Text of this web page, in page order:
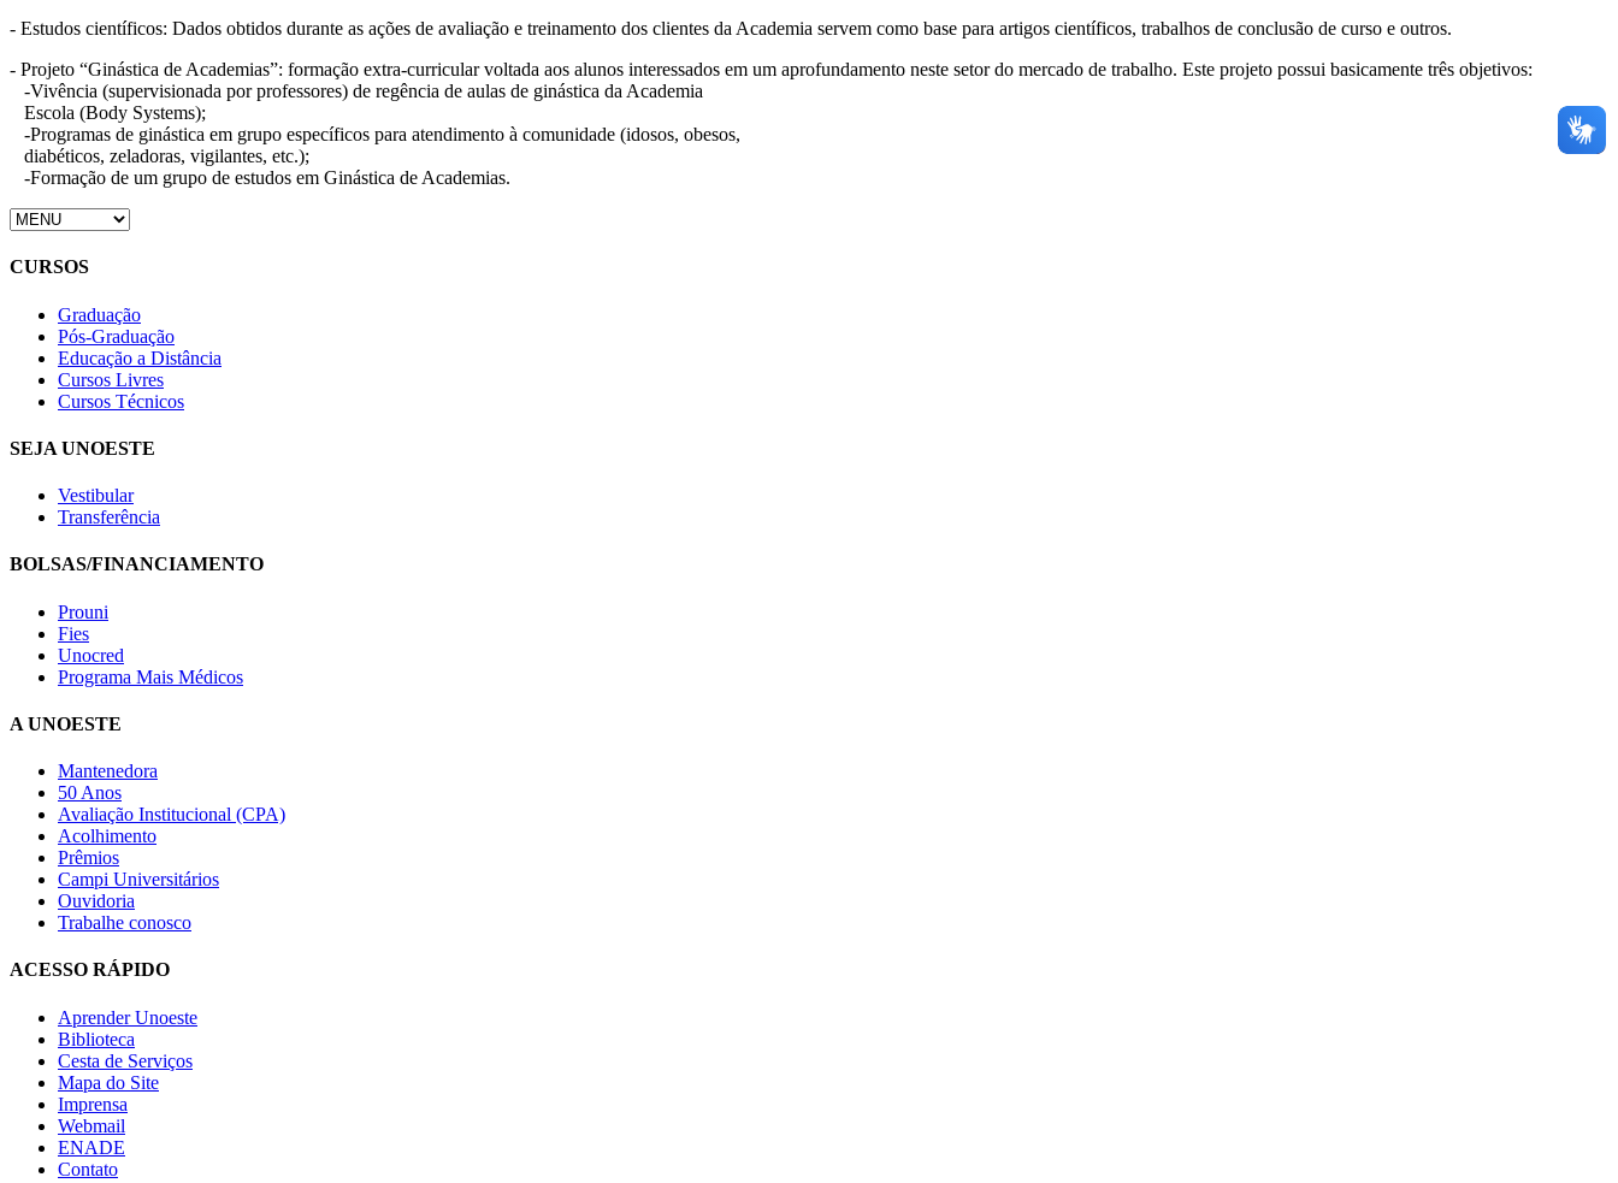
- Estudos científicos: Dados obtidos durante as ações de avaliação e treinamento dos clientes da Academia servem como base para artigos científicos, trabalhos de conclusão de curso e outros.
- Projeto “Ginástica de Academias”: formação extra-curricular voltada aos alunos interessados em um aprofundamento neste setor do mercado de trabalho. Este projeto possui basicamente três objetivos:
-Vivência (supervisionada por professores) de regência de aulas de ginástica da Academia
Escola (Body Systems);
-Programas de ginástica em grupo específicos para atendimento à comunidade (idosos, obesos,
diabéticos, zeladoras, vigilantes, etc.);
-Formação de um grupo de estudos em Ginástica de Academias.
CURSOS
Graduação
Pós-Graduação
Educação a Distância
Cursos Livres
Cursos Técnicos
SEJA UNOESTE
Vestibular
Transferência
BOLSAS/FINANCIAMENTO
Prouni
Fies
Unocred
Programa Mais Médicos
A UNOESTE
Mantenedora
50 Anos
Avaliação Institucional (CPA)
Acolhimento
Prêmios
Campi Universitários
Ouvidoria
Trabalhe conosco
ACESSO RÁPIDO
Aprender Unoeste
Biblioteca
Cesta de Serviços
Mapa do Site
Imprensa
Webmail
ENADE
Contato